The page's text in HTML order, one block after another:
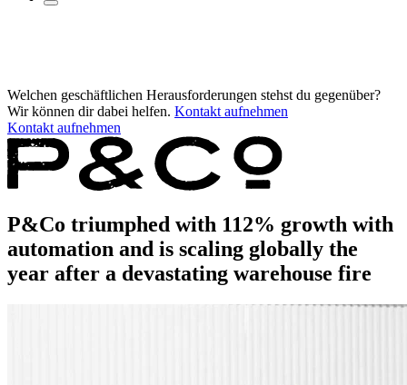
Welchen geschäftlichen Herausforderungen stehst du gegenüber?
Wir können dir dabei helfen. Kontakt aufnehmen
Kontakt aufnehmen
P&Co triumphed with 112% growth with
automation and is scaling globally the
year after a devastating warehouse fire